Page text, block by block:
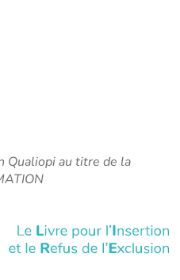
Qualiopi au titre de la